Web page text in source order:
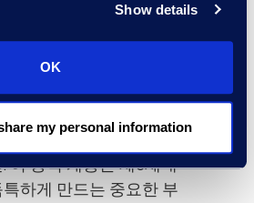
Show details
OK
my personal information
다. 이는 일반적인 접근
고객의 변동적인 요구
의존합니다. 이들은 주로
우드 기반 플랫폼, 분석
것입니다." - 현대적인 프
이 능력 계층은 제3세대
하게 만드는 중요한 부